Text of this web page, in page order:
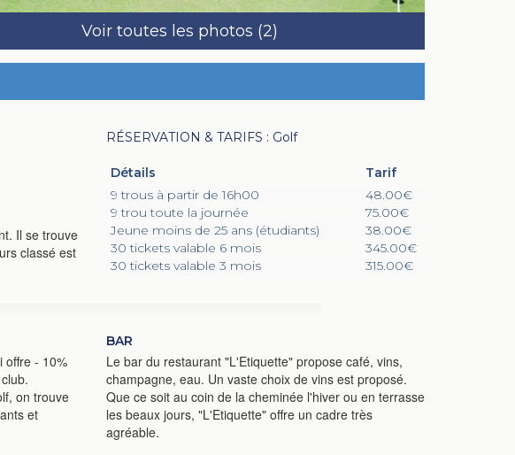
Voir toutes les photos (2)
Il se trouve
classé est
RÉSERVATION & TARIFS : Golf
Détails
Tarif
9 trous à partir de 16h00
48.00€
9 trou toute la journée
75.00€
Jeune moins de 25 ans (étudiants)
38.00€
30 tickets valable 6 mois
345.00€
30 tickets valable 3 mois
315.00€
offre - 10%
on trouve
et
BAR
Le bar du restaurant "L'Etiquette" propose café, vins,
champagne, eau. Un vaste choix de vins est proposé.
Que ce soit au coin de la cheminée l'hiver ou en terrasse
les beaux jours, "L'Etiquette" offre un cadre très
agréable.